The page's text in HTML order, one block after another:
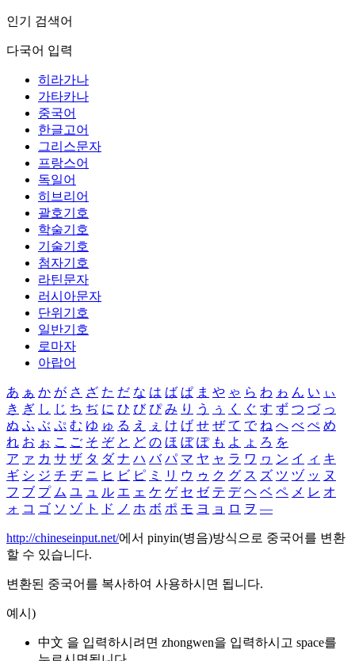
인기 검색어
다국어 입력
히라가나
가타카나
중국어
한글고어
그리스문자
프랑스어
독일어
히브리어
괄호기호
학술기호
기술기호
첨자기호
라틴문자
러시아문자
단위기호
일반기호
로마자
아랍어
あ ぁ か が さ ざ た だ な は ば ぱ ま や ゃ ら わ ゎ ん い ぃ
き ぎ し じ ち ぢ に ひ び ぴ み り う ぅ く ぐ す ず つ づ っ
ぬ ふ ぶ ぷ む ゆ ゅ る え ぇ け げ せ ぜ て で ね へ べ ぺ め
れ お ぉ こ ご そ ぞ と ど の ほ ぼ ぽ も よ ょ ろ を
ア ァ カ サ ザ タ ダ ナ ハ バ パ マ ヤ ャ ラ ワ ヮ ン イ ィ キ
ギ シ ジ チ ヂ ニ ヒ ビ ピ ミ リ ウ ゥ ク グ ス ズ ツ ヅ ッ ヌ
フ ブ プ ム ユ ュ ル エ ェ ケ ゲ セ ゼ テ デ ヘ ベ ペ メ レ オ
ォ コ ゴ ソ ゾ ト ド ノ ホ ボ ポ モ ヨ ョ ロ ヲ ―
http://chineseinput.net/에서 pinyin(병음)방식으로 중국어를 변환
할 수 있습니다.
변환된 중국어를 복사하여 사용하시면 됩니다.
예시)
中文 을 입력하시려면 zhongwen을 입력하시고 space를